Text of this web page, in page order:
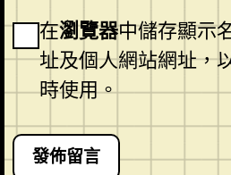
在瀏覽器中儲存顯示
址及個人網站網址，
時使用。